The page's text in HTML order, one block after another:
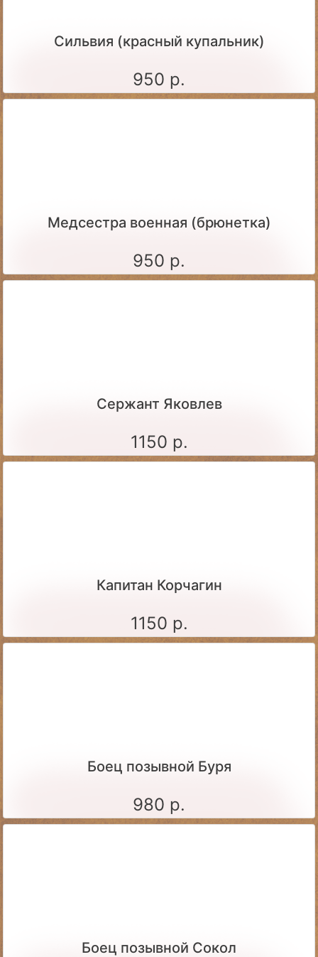
Сильвия (красный купальник)
950 р.
Медсестра военная (брюнетка)
950 р.
Сержант Яковлев
1150 р.
Капитан Корчагин
1150 р.
Боец позывной Буря
980 р.
Боец позывной Сокол